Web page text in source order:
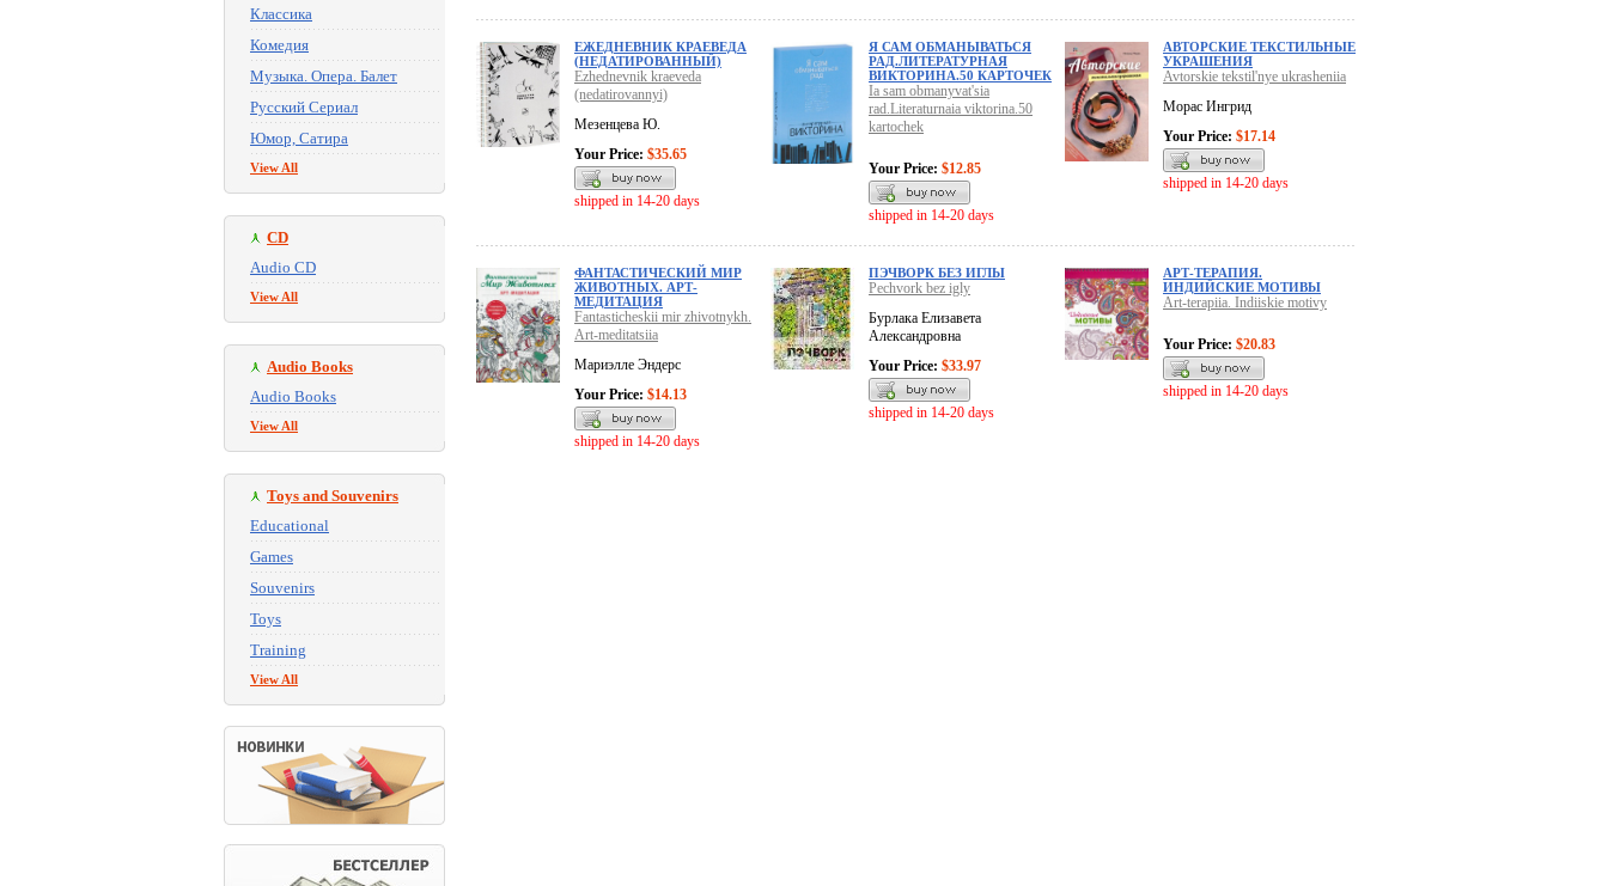
Классика
Комедия
Музыка. Опера. Балет
Русский Сериал
Юмор, Сатира
View All
CD
Audio CD
View All
Audio Books
Audio Books
View All
Toys and Souvenirs
Educational
Games
Souvenirs
Toys
Training
View All
ЕЖЕДНЕВНИК КРАЕВЕДА
(НЕДАТИРОВАННЫЙ)
Ezhednevnik kraeveda
(nedatirovannyi)
Мезенцева Ю.
Your Price: $35.65
shipped in 14-20 days
Я САМ ОБМАНЫВАТЬСЯ
РАД.ЛИТЕРАТУРНАЯ
ВИКТОРИНА.50 КАРТОЧЕК
Ia sam obmanyvat'sia
rad.Literaturnaia viktorina.50
kartochek
Your Price: $12.85
shipped in 14-20 days
АВТОРСКИЕ ТЕКСТИЛЬНЫЕ
УКРАШЕНИЯ
Avtorskie tekstil'nye ukrasheniia
Морас Ингрид
Your Price: $17.14
shipped in 14-20 days
ФАНТАСТИЧЕСКИЙ МИР
ЖИВОТНЫХ. АРТ-
МЕДИТАЦИЯ
Fantasticheskii mir zhivotnykh.
Art-meditatsiia
Мариэлле Эндерс
Your Price: $14.13
shipped in 14-20 days
ПЭЧВОРК БЕЗ ИГЛЫ
Pechvork bez igly
Бурлака Елизавета
Александровна
Your Price: $33.97
shipped in 14-20 days
АРТ-ТЕРАПИЯ.
ИНДИЙСКИЕ МОТИВЫ
Art-terapiia. Indiiskie motivy
Your Price: $20.83
shipped in 14-20 days